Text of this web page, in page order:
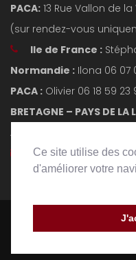
Ce site utilise des
d'améliorer votre
PACA: 13 Rue Vallon de la
(sur rendez-vous
Ile de France :
Normandie : Ilona 06 07
PACA : Olivier 06 18 59 23
BRETAGNE – PAYS DE LA
Auvergne Rhône-Alpes :
© 2021 Demeures
Rouen. Tous